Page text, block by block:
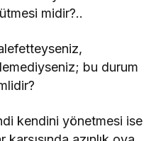
midir?..
bu durum
kendini yönetmesi ise